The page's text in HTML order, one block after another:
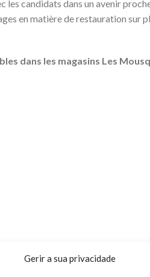
Gerir a sua privacidade
candidats dans un avenir
en matière de restauration sur
dans les magasins Les